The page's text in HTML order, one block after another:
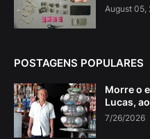
August 05,
POSTAGENS POPULARES
Morre o
Lucas,
7/26/2026